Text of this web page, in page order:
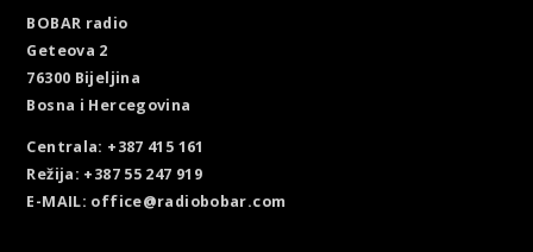
BOBAR radio
Geteova 2
76300 Bijeljina
Bosna i Hercegovina
Centrala: +387 415 161
Režija: +387 55 247 919
E-MAIL: office@radiobobar.com